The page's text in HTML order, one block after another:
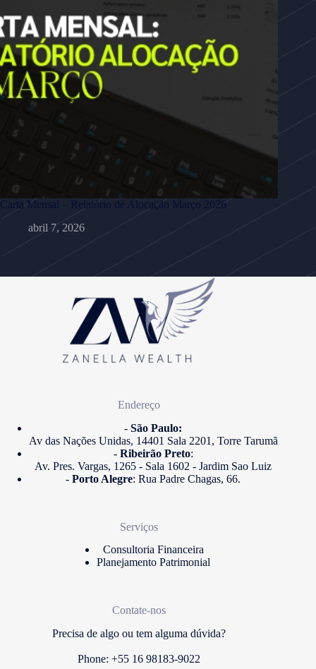
Carta Mensal – Relatório de Alocação Março 2026
abril 7, 2026
Endereço
- São Paulo:
Av das Nações Unidas, 14401 Sala 2201, Torre Tarumã
-Ribeirão Preto:
Av. Pres. Vargas, 1265 - Sala 1602 - Jardim Sao Luiz
-Porto Alegre: Rua Padre Chagas, 66.
Serviços
Consultoria Financeira
Planejamento Patrimonial
Contate-nos
Precisa de algo ou tem alguma dúvida?
Phone: +55 16 98183-9022